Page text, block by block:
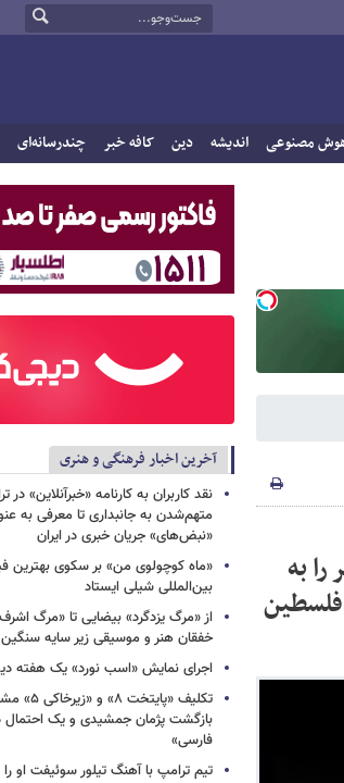
مصنوعی اندیشه دین کافه خبر چندرسانه‌ای
به
فلسطین
آخرین اخبار فرهنگی و هنری
نقد کاربران به کارنامه «خبرآنلاین» در
متهم‌شدن به جانبداری تا معرفی به
«نبض‌های» جریان خبری در ایران
«ماه کوچولوی من» بر سکوی بهترین
بین‌المللی شیلی ایستاد
از «مرگ یزدگرد» بیضایی تا «مرگ
خفقان هنر و موسیقی زیر سایه سنگین
اجرای نمایش «اسب نورد» یک هفته
تکلیف
بازگشت پژمان جمشیدی و یک احتمال
فارسی»
تیم ترامپ با آهنگ تیلور سوئیفت او